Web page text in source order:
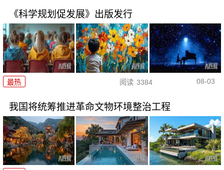
《科学规划促发展》出版发行
最热 阅读 3384 08-03
我国将统筹推进革命文物环境整治工程